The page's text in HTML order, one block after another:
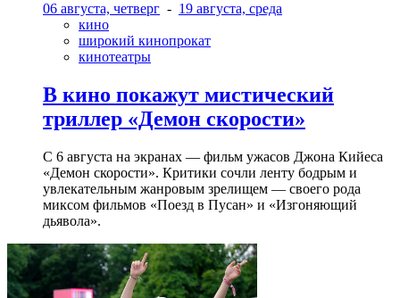
06 августа, четверг - 19 августа, среда
кино
широкий кинопрокат
кинотеатры
В кино покажут мистический
триллер «Демон скорости»
С 6 августа на экранах — фильм ужасов Джона Кийеса
«Демон скорости». Критики сочли ленту бодрым и
увлекательным жанровым зрелищeм — своего рода
миксом фильмов «Поезд в Пусан» и «Изгоняющий
дьявола».